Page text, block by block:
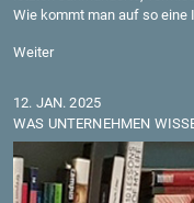
Wie kommt man auf so eine
Wei­ter
12. JAN. 2025
WAS UN­TER­NEH­MEN